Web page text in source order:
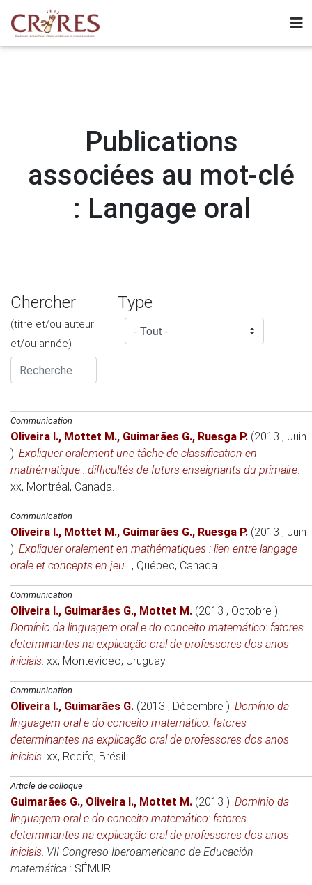
Publications
associées au mot-clé
: Langage oral
Chercher
(titre et/ou auteur
et/ou année)
Type
Communication
Oliveira I., Mottet M., Guimarães G., Ruesga P. (2013 , Juin
). Expliquer oralement une tâche de classification en
mathématique : difficultés de futurs enseignants du primaire.
xx, Montréal, Canada.
Communication
Oliveira I., Mottet M., Guimarães G., Ruesga P. (2013 , Juin
). Expliquer oralement en mathématiques : lien entre langage
orale et concepts en jeu. ., Québec, Canada.
Communication
Oliveira I., Guimarães G., Mottet M. (2013 , Octobre ).
Domínio da linguagem oral e do conceito matemático: fatores
determinantes na explicação oral de professores dos anos
iniciais. xx, Montevideo, Uruguay.
Communication
Oliveira I., Guimarães G. (2013 , Décembre ). Domínio da
linguagem oral e do conceito matemático: fatores
determinantes na explicação oral de professores dos anos
iniciais. xx, Recife, Brésil.
Article de colloque
Guimarães G., Oliveira I., Mottet M. (2013 ). Domínio da
linguagem oral e do conceito matemático: fatores
determinantes na explicação oral de professores dos anos
iniciais. VII Congreso Iberoamericano de Educación
matemática : SÉMUR.